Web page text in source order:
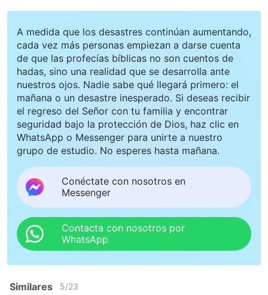
A medida que los desastres continúan aumentando,
cada vez más personas empiezan a darse cuenta
de que las profecías bíblicas no son cuentos de
hadas, sino una realidad que se desarrolla ante
nuestros ojos. Nadie sabe qué llegará primero: el
mañana o un desastre inesperado. Si deseas recibir
el regreso del Señor con tu familia y encontrar
seguridad bajo la protección de Dios, haz clic en
WhatsApp o Messenger para unirte a nuestro
grupo de estudio. No esperes hasta mañana.
Conéctate con nosotros en
Messenger
Contacta con nosotros por
WhatsApp
Similares 5/23